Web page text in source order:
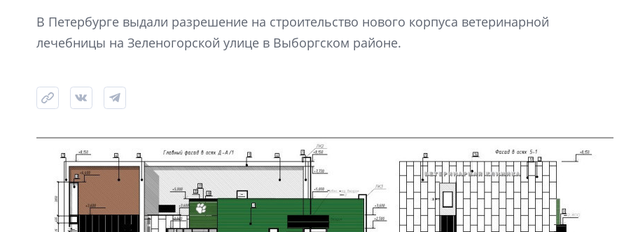
В Петербурге выдали разрешение на строительство нового корпуса ветеринарной
лечебницы на Зеленогорской улице в Выборгском районе.
эпохи фальш-панелей